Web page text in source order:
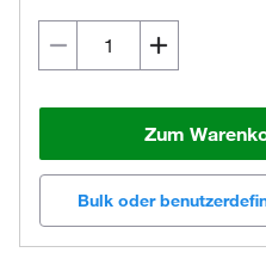
Zum
Bulk oder